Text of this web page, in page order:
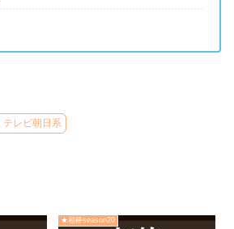
テレビ朝日系
★相棒season20